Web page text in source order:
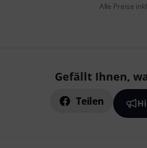
Alle Preise
Gefällt Ihnen,
Teilen